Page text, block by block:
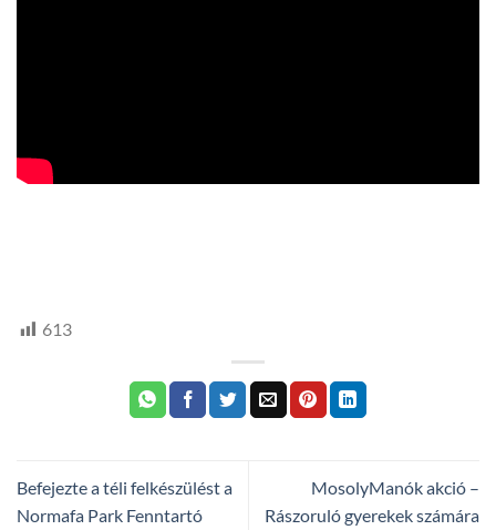
613
Befejezte a téli felkészülést a
Normafa Park Fenntartó
MosolyManók akció –
Rászoruló gyerekek számára